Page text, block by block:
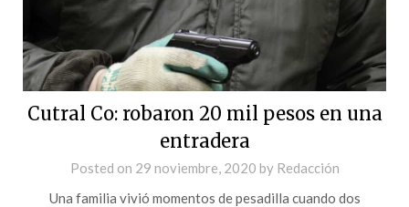
Cutral Co: robaron 20 mil pesos en una
entradera
Posted on 29 noviembre, 2020 by Redacción
Una familia vivió momentos de pesadilla cuando dos